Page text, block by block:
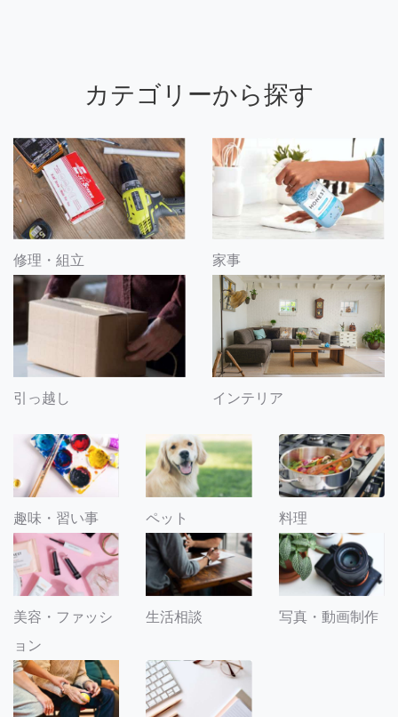
カテゴリーから探す
修理・組立 家事
引っ越し インテリア
趣味・習い事 ペット 料理
美容・ファッシ
ョン
生活相談 写真・動画制作